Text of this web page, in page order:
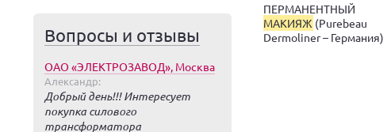
Вопросы и отзывы
ОАО «ЭЛЕКТРОЗАВОД», Москва
Александр:
Добрый день!!! Интересует
покупка силового
трансформатора
ПЕРМАНЕНТНЫЙ
МАКИЯЖ (Purebeau
Dermoliner – Германия)